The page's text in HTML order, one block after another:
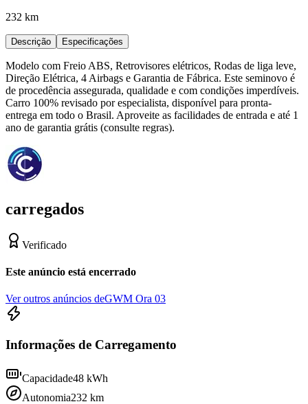
232 km
Descrição Especificações
Modelo com Freio ABS, Retrovisores elétricos, Rodas de liga leve,
Direção Elétrica, 4 Airbags e Garantia de Fábrica. Este seminovo é
de procedência assegurada, qualidade e com condições imperdíveis.
Carro 100% revisado por especialista, disponível para pronta-
entrega em todo o Brasil. Aproveite as facilidades de entrada e até 1
ano de garantia grátis (consulte regras).
carregados
Verificado
Este anúncio está encerrado
Ver outros anúncios deGWM Ora 03
Informações de Carregamento
Capacidade48 kWh
Autonomia232 km